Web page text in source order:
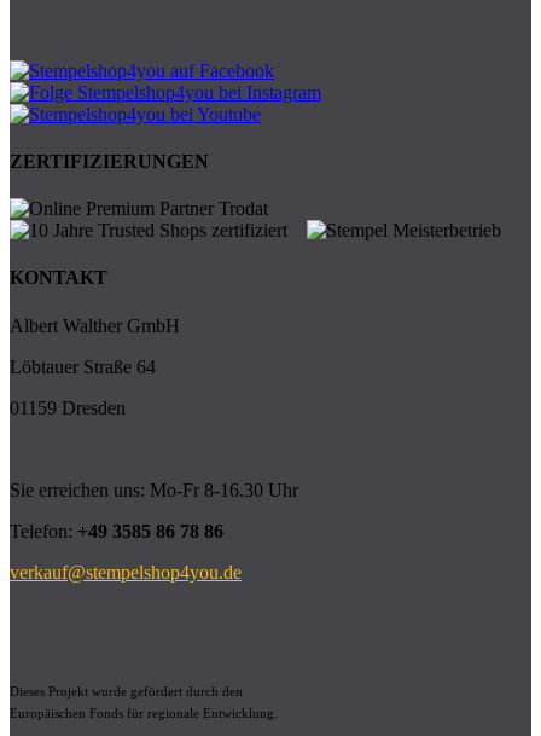
ZERTIFIZIERUNGEN
KONTAKT
Albert Walther GmbH
Löbtauer Straße 64
01159 Dresden
Sie erreichen uns: Mo-Fr 8-16.30 Uhr
Telefon: +49 3585 86 78 86
verkauf@stempelshop4you.de
Dieses Projekt wurde gefördert durch den
Europäischen Fonds für regionale Entwicklung.